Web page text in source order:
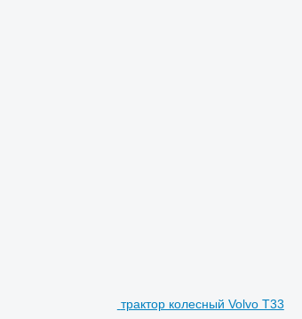
трактор колесный Volvo T33